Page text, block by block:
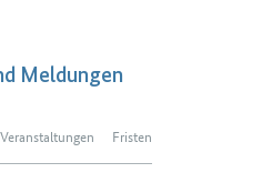
Meldungen
Veranstaltungen Fristen